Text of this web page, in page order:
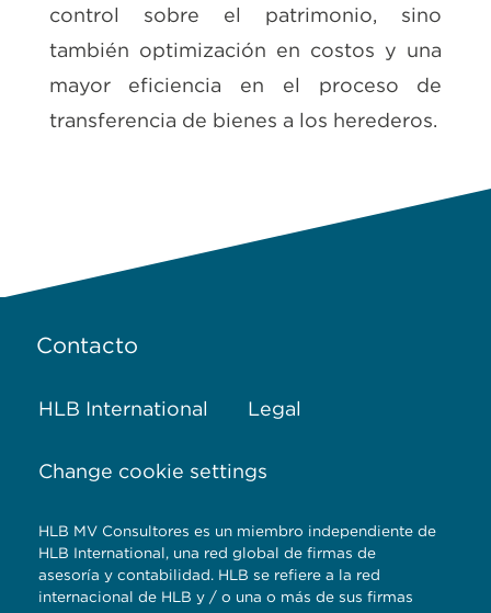
control sobre el patrimonio, sino
también optimización en costos y una
mayor eficiencia en el proceso de
transferencia de bienes a los herederos.
Contacto
HLB International Legal
Change cookie settings
HLB MV Consultores es un miembro independiente de
HLB International, una red global de firmas de
asesoría y contabilidad. HLB se refiere a la red
internacional de HLB y / o una o más de sus firmas